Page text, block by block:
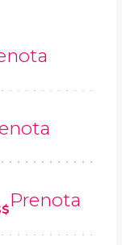
Prenota